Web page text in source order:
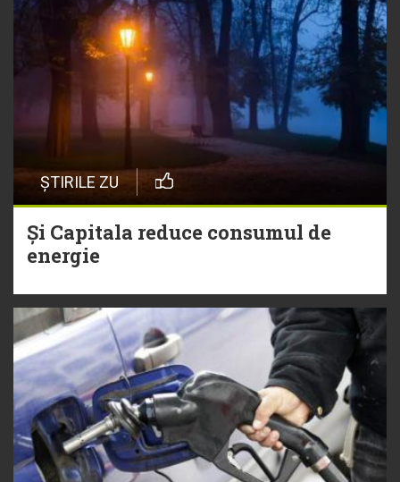
ȘTIRILE ZU
Și Capitala reduce consumul de
energie